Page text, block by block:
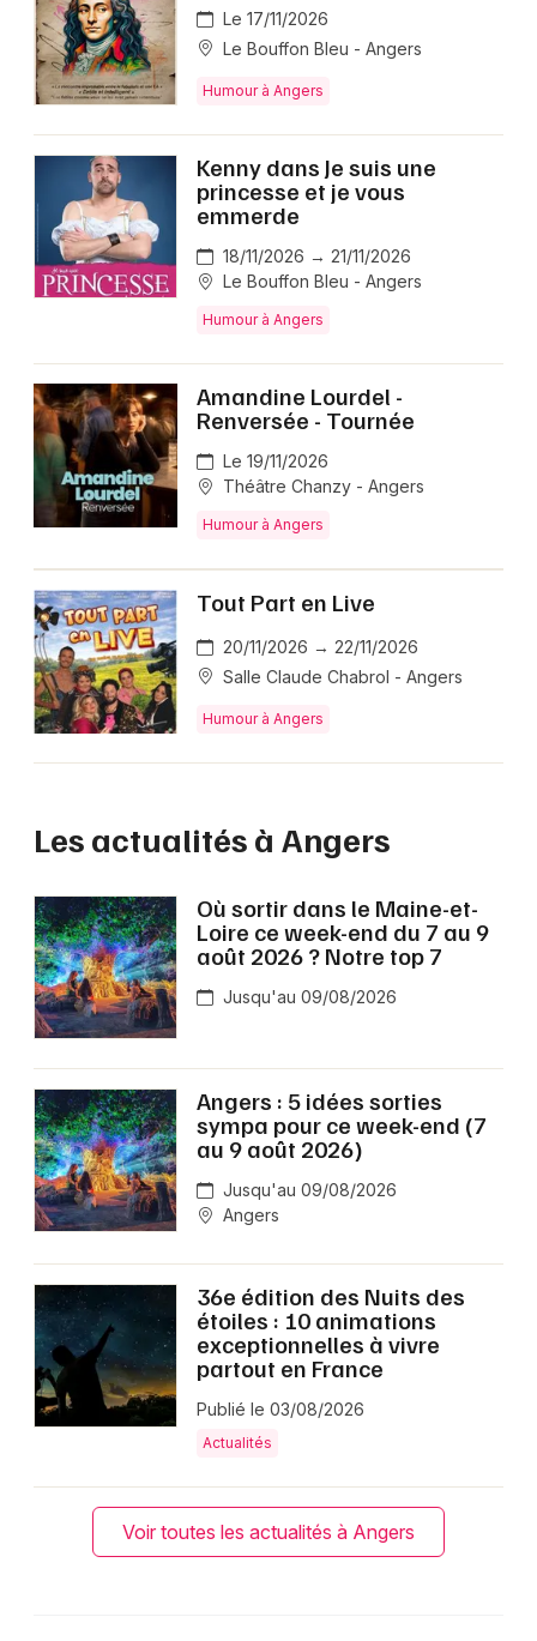
Le 17/11/2026
Le Bouffon Bleu - Angers
Humour à Angers
Kenny dans Je suis une
princesse et je vous
emmerde
18/11/2026 → 21/11/2026
Le Bouffon Bleu - Angers
Humour à Angers
Amandine Lourdel -
Renversée - Tournée
Le 19/11/2026
Théâtre Chanzy - Angers
Humour à Angers
Tout Part en Live
20/11/2026 → 22/11/2026
Salle Claude Chabrol - Angers
Humour à Angers
Les actualités à Angers
Où sortir dans le Maine-et-
Loire ce week-end du 7 au 9
août 2026 ? Notre top 7
Jusqu'au 09/08/2026
Angers : 5 idées sorties
sympa pour ce week-end (7
au 9 août 2026)
Jusqu'au 09/08/2026
Angers
36e édition des Nuits des
étoiles : 10 animations
exceptionnelles à vivre
partout en France
Publié le 03/08/2026
Actualités
Voir toutes les actualités à Angers